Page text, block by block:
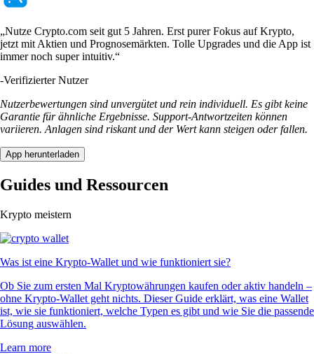
„Nutze Crypto.com seit gut 5 Jahren. Erst purer Fokus auf Krypto,
jetzt mit Aktien und Prognosemärkten. Tolle Upgrades und die App ist
immer noch super intuitiv.“
-Verifizierter Nutzer
Nutzerbewertungen sind unvergütet und rein individuell. Es gibt keine
Garantie für ähnliche Ergebnisse. Support-Antwortzeiten können
variieren. Anlagen sind riskant und der Wert kann steigen oder fallen.
App herunterladen
Guides und Ressourcen
Krypto meistern
Was ist eine Krypto-Wallet und wie funktioniert sie?
Ob Sie zum ersten Mal Kryptowährungen kaufen oder aktiv handeln –
ohne Krypto-Wallet geht nichts. Dieser Guide erklärt, was eine Wallet
ist, wie sie funktioniert, welche Typen es gibt und wie Sie die passende
Lösung auswählen.
Learn more